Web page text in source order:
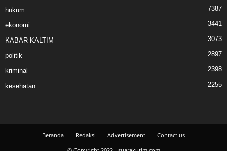
hukum 7387
ekonomi 3441
KABAR KALTIM 3073
politik 2897
kriminal 2398
kesehatan 2255
Beranda Redaksi Advertisement
Contact us